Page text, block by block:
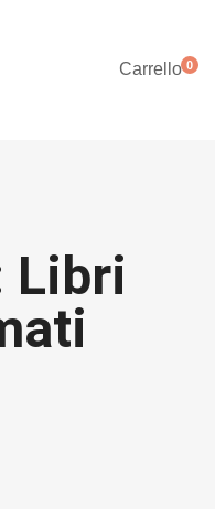
Carrello0
Libri